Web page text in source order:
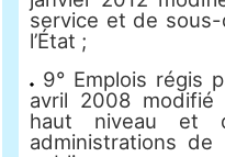
service et de
l’État ;
9° Emplois régis
avril 2008 modifié
haut niveau et
administrations de